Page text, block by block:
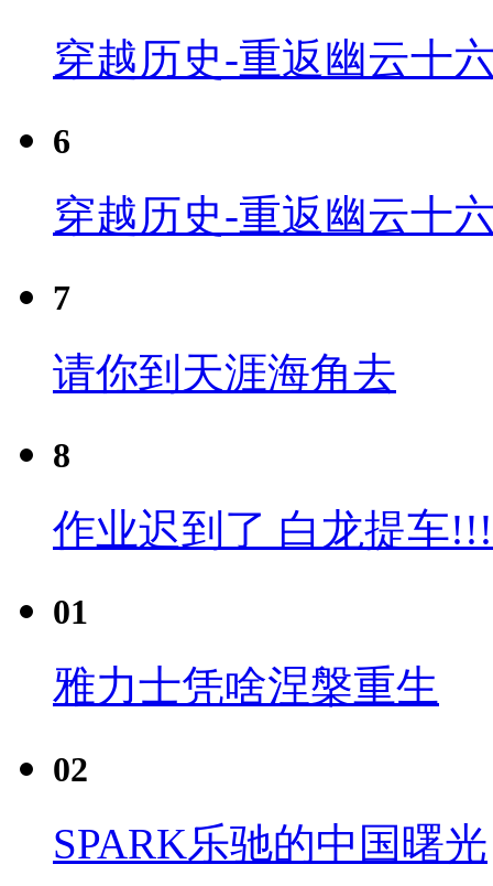
穿越历史-重返幽云十
6
穿越历史-重返幽云十
7
请你到天涯海角去
8
作业迟到了 白龙提车
01
雅力士凭啥涅槃重生
02
SPARK乐驰的中国曙光